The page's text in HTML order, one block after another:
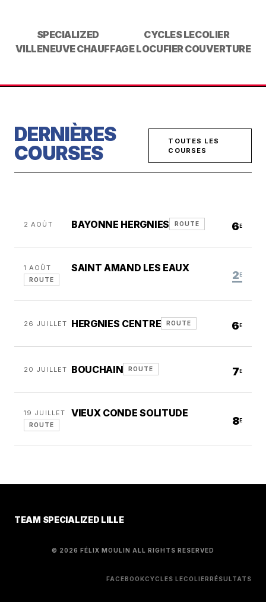
SPECIALIZED
CYCLES LECOLIER
VILLENEUVE CHAUFFAGELOCUFIER COUVERTURE
DERNIÈRES
COURSES
TOUTES LES
COURSES
2 AOÛT BAYONNE HERGNIES ROUTE 6 E
1 AOÛT SAINT AMAND LES EAUX
ROUTE 2 E
26 JUILLET HERGNIES CENTRE ROUTE 6 E
20 JUILLET BOUCHAIN ROUTE 7 E
19 JUILLET VIEUX CONDE SOLITUDE
ROUTE 8E
TEAM SPECIALIZED LILLE
© 2026 FÉLIX MOULIN ALL RIGHTS RESERVED
FACEBOOKCYCLES LECOLIERRÉSULTATS